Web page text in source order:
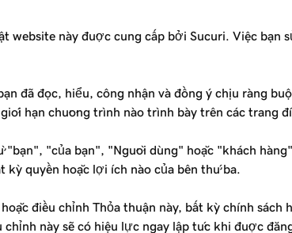
này được cung cấp bởi Sucuri. Việc bạn
đã đọc, hiểu, công nhận và đồng ý chịu ràng
hạn chương trình nào trình bày trên các trang
"của bạn", "Người dùng" hoặc "khách
quyền hoặc lợi ích nào của bên thứ ba.
điều chỉnh Thỏa thuận này, bất kỳ chính
này sẽ có hiệu lực ngay lập tức khi được